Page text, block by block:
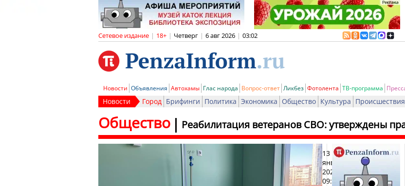
Сетевое издание | 18+ | Четверг | 6 авг 2026 | 03:02
Новости Объявления Автохамы Глас народа Вопрос-ответ Ликбез Фотолента ТВ-программа
Новости Город Брифинги Политика Экономика Общество Культура Происшествия
Реабилитация ветеранов СВО: утверждены
Общество
13
января
2025,
09:19